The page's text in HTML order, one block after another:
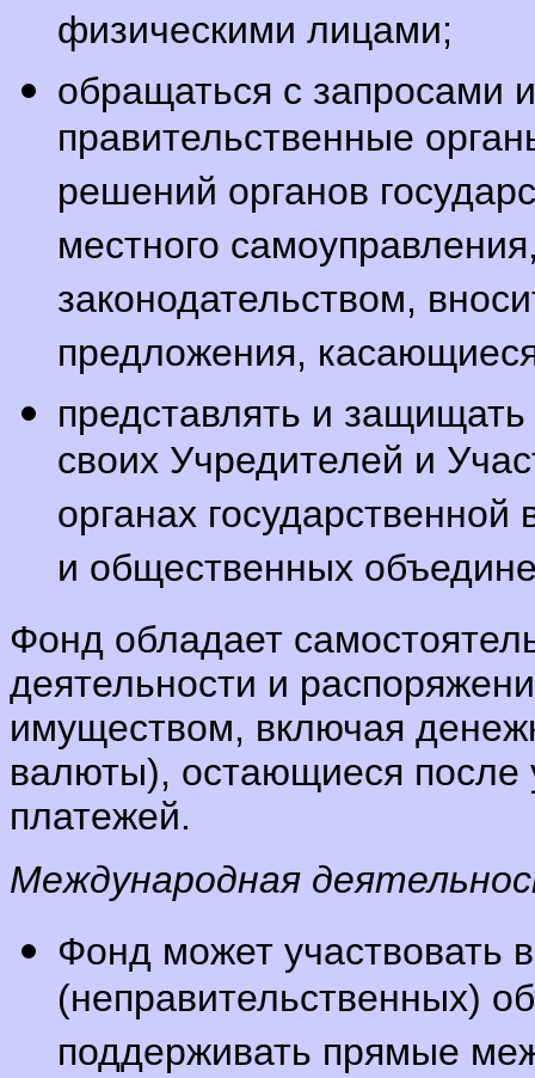
физическими лицами;
обращаться с запросами
правительственные
решений органов
местного
законодательством,
предложения,
представлять и
своих Учредителей и
органах
и общественных
Фонд обладает
деятельности и
имуществом, включая
валюты), остающиеся после
платежей.
Международная
Фонд может участвовать
(неправительственных)
поддерживать прямые